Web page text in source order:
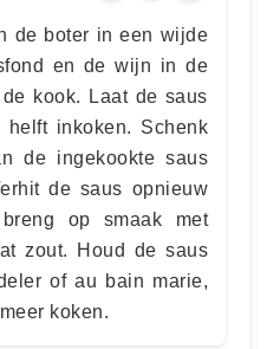
de boter in een wijde
en de wijn in de
kook. Laat de saus
inkoken. Schenk
de ingekookte saus
de saus opnieuw
op smaak met
zout. Houd de saus
of au bain marie,
koken.